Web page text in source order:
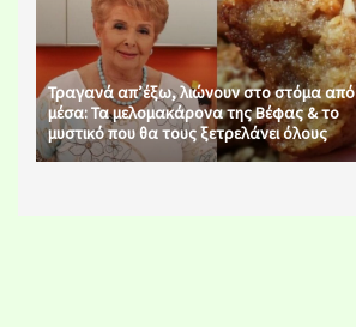
Τραγανά απ’έξω, λιώνουν στο στόμα από
μέσα: Τα μελομακάρονα της Βέφας & το
μυστικό που θα τους ξετρελάνει όλους